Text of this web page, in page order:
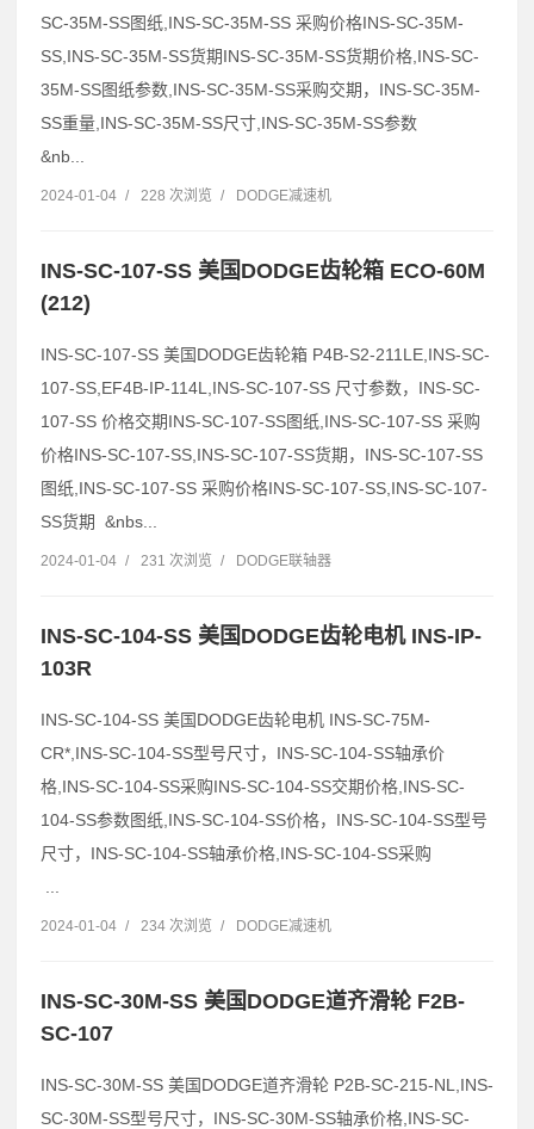
SC-35M-SS图纸,INS-SC-35M-SS 采购价格INS-SC-35M-
SS,INS-SC-35M-SS货期INS-SC-35M-SS货期价格,INS-SC-
35M-SS图纸参数,INS-SC-35M-SS采购交期，INS-SC-35M-
SS重量,INS-SC-35M-SS尺寸,INS-SC-35M-SS参数
&nb...
2024-01-04 / 228 次浏览 / DODGE减速机
INS-SC-107-SS 美国DODGE齿轮箱 ECO-60M
(212)
INS-SC-107-SS 美国DODGE齿轮箱 P4B-S2-211LE,INS-SC-
107-SS,EF4B-IP-114L,INS-SC-107-SS 尺寸参数，INS-SC-
107-SS 价格交期INS-SC-107-SS图纸,INS-SC-107-SS 采购
价格INS-SC-107-SS,INS-SC-107-SS货期，INS-SC-107-SS
图纸,INS-SC-107-SS 采购价格INS-SC-107-SS,INS-SC-107-
SS货期 &nbs...
2024-01-04 / 231 次浏览 / DODGE联轴器
INS-SC-104-SS 美国DODGE齿轮电机 INS-IP-
103R
INS-SC-104-SS 美国DODGE齿轮电机 INS-SC-75M-
CR*,INS-SC-104-SS型号尺寸，INS-SC-104-SS轴承价
格,INS-SC-104-SS采购INS-SC-104-SS交期价格,INS-SC-
104-SS参数图纸,INS-SC-104-SS价格，INS-SC-104-SS型号
尺寸，INS-SC-104-SS轴承价格,INS-SC-104-SS采购
2024-01-04 / 234 次浏览 / DODGE减速机
INS-SC-30M-SS 美国DODGE道齐滑轮 F2B-
SC-107
INS-SC-30M-SS 美国DODGE道齐滑轮 P2B-SC-215-NL,INS-
SC-30M-SS型号尺寸，INS-SC-30M-SS轴承价格,INS-SC-